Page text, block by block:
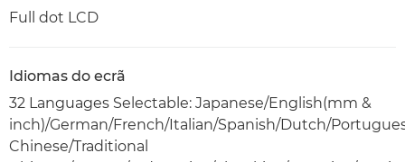
Full dot LCD
Idiomas do ecrã
32 Languages Selectable: Japanese/English(mm &
inch)/German/French/Italian/Spanish/Dutch/
Chinese/Traditional